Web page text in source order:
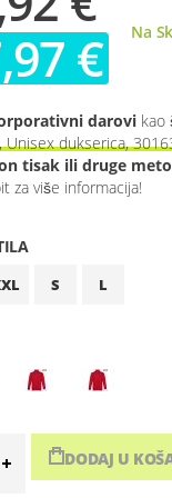
€
Na
darovi kao
Unisex dukserica,
tisak ili druge
za više informacija!
S L
DODAJ U